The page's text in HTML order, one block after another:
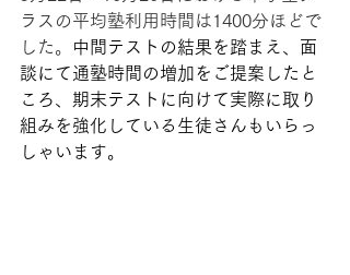
ラスの平均塾利用時間は1400分ほどで
した。
中間テストの結果を踏まえ、面
談にて通塾時間の増加をご提案したと
ころ、期末テストに向けて実際に取り
組みを強化している生徒さんもいらっ
しゃいます。